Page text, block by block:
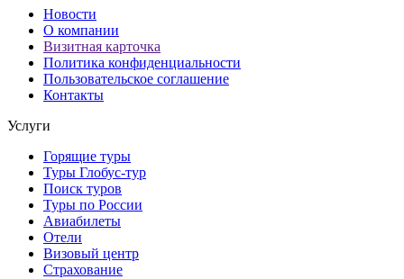
Новости
О компании
Визитная карточка
Политика конфиденциальности
Пользовательское соглашение
Контакты
Услуги
Горящие туры
Туры Глобус-тур
Поиск туров
Туры по России
Авиабилеты
Отели
Визовый центр
Страхование